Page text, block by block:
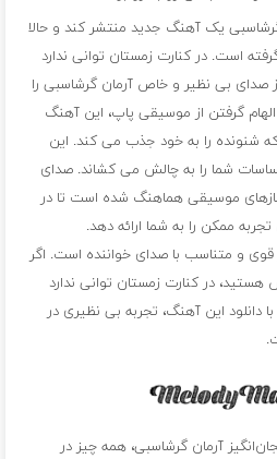
یک آهنگ جدید منتشر کند و حالا
است. در کنارت زمستان توانی ندارد
صدای بی نظیر و خاص آرمان گرشاسبی را
الهام گرفتن از موسیقی پاپ، این آهنگ
شنونده را به خود جذب می کند. این
شما را به چالش می کشاند. صدای
موسیقی هماهنگ شده است تا در
ممکن را به شما ارائه دهد.
و متناسب با صدای خواننده است. اگر
در کنارت زمستان توانی ندارد
دانلود این آهنگ، تجربه بی نظیری در
آرمان گرشاسبی، همه چیز در